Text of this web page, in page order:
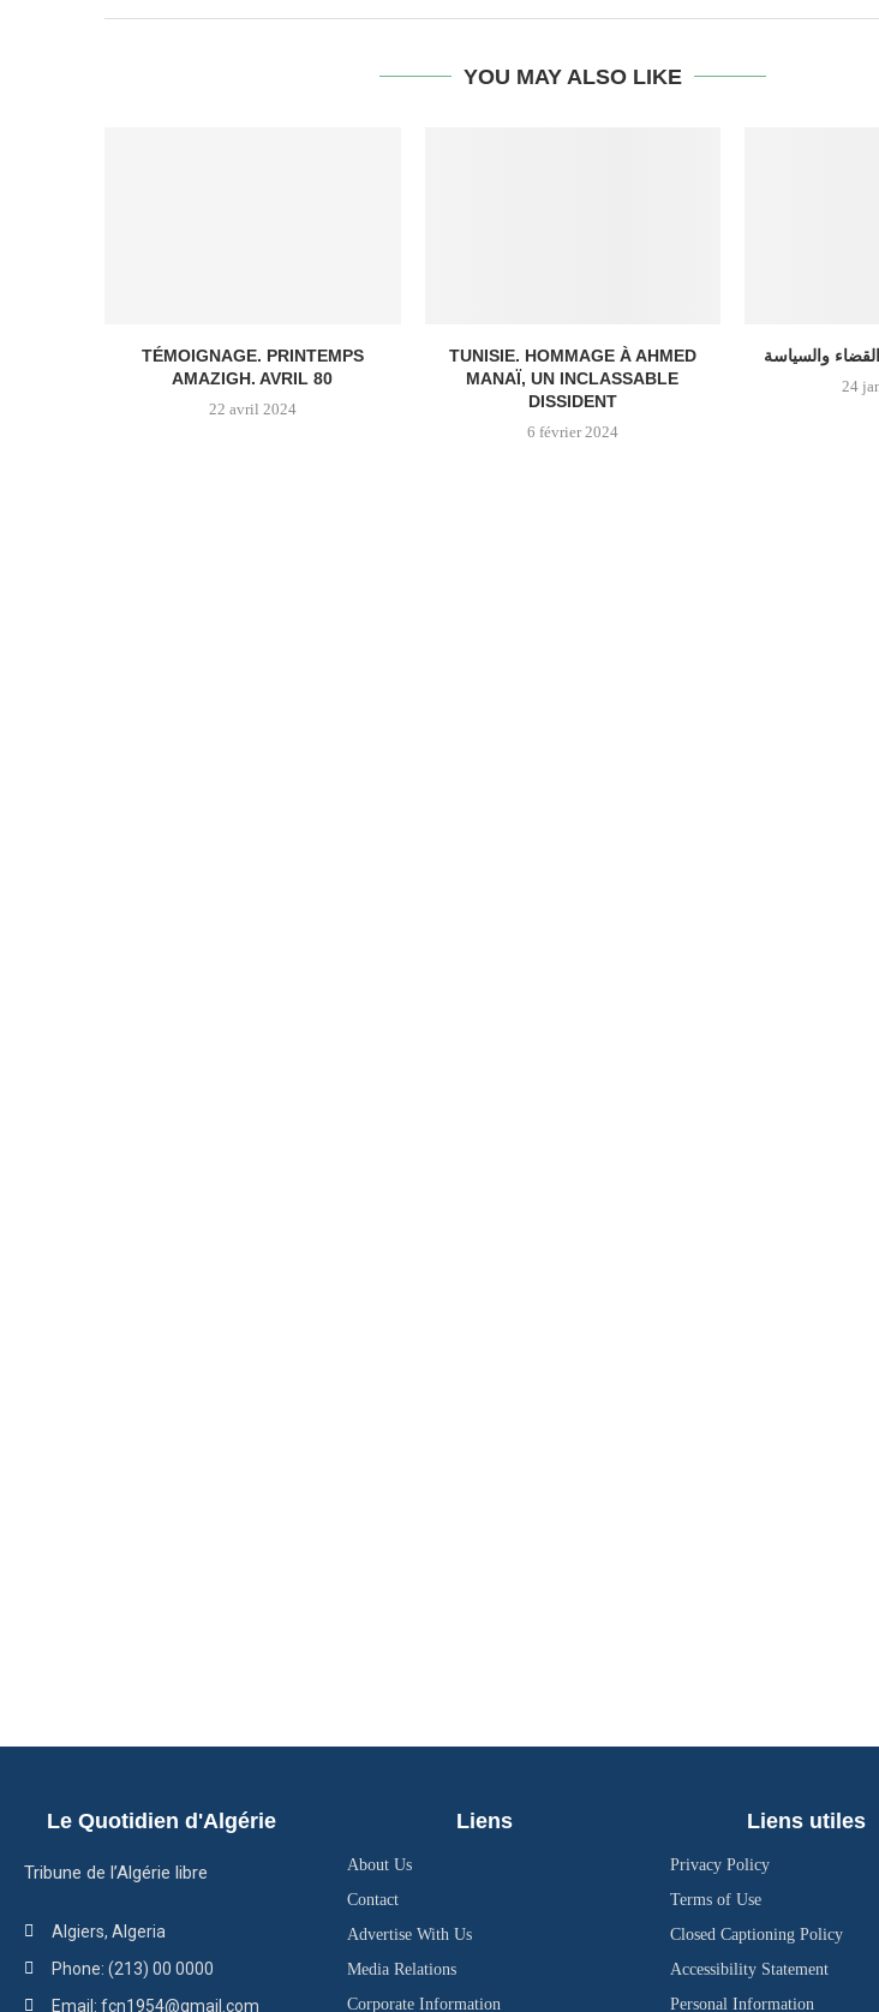
YOU MAY ALSO LIKE
TÉMOIGNAGE. PRINTEMPS
AMAZIGH. AVRIL 80
22 avril 2024
TUNISIE. HOMMAGE À AHMED
MANAÏ, UN INCLASSABLE
DISSIDENT
6 février 2024
والسياسة
24
Le Quotidien d'Algérie
Tribune de l’Algérie libre
Algiers, Algeria
Phone: (213) 00 0000
Email: fcn1954@gmail.com
Liens
About Us
Contact
Advertise With Us
Media Relations
Corporate Information
Liens utiles
Privacy Policy
Terms of Use
Closed Captioning Policy
Accessibility Statement
Personal Information